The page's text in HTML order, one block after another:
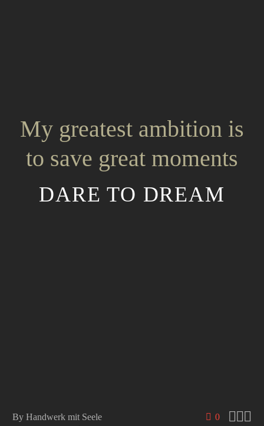
My greatest ambition is
to save great moments
DARE TO DREAM
0 
By Handwerk mit Seele